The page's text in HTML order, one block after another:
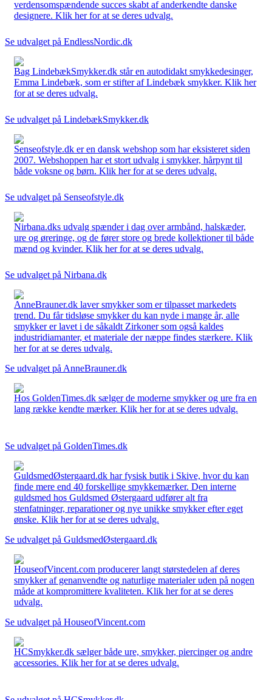
verdensomspændende succes skabt af anderkendte danske
designere. Klik her for at se deres udvalg.
Se udvalget på EndlessNordic.dk
Bag LindebækSmykker.dk står en autodidakt smykkedesinger,
Emma Lindebæk, som er stifter af Lindebæk smykker. Klik her
for at se deres udvalg.
Se udvalget på LindebækSmykker.dk
Senseofstyle.dk er en dansk webshop som har eksisteret siden
2007. Webshoppen har et stort udvalg i smykker, hårpynt til
både voksne og børn. Klik her for at se deres udvalg.
Se udvalget på Senseofstyle.dk
Nirbana.dks udvalg spænder i dag over armbånd, halskæder,
ure og øreringe, og de fører store og brede kollektioner til både
mænd og kvinder. Klik her for at se deres udvalg.
Se udvalget på Nirbana.dk
AnneBrauner.dk laver smykker som er tilpasset markedets
trend. Du får tidsløse smykker du kan nyde i mange år, alle
smykker er lavet i de såkaldt Zirkoner som også kaldes
industridiamanter, et materiale der næppe findes stærkere. Klik
her for at se deres udvalg.
Se udvalget på AnneBrauner.dk
Hos GoldenTimes.dk sælger de moderne smykker og ure fra en
lang række kendte mærker. Klik her for at se deres udvalg.
Se udvalget på GoldenTimes.dk
GuldsmedØstergaard.dk har fysisk butik i Skive, hvor du kan
finde mere end 40 forskellige smykkemærker. Den interne
guldsmed hos Guldsmed Østergaard udfører alt fra
stenfatninger, reparationer og nye unikke smykker efter eget
ønske. Klik her for at se deres udvalg.
Se udvalget på GuldsmedØstergaard.dk
HouseofVincent.com producerer langt størstedelen af deres
smykker af genanvendte og naturlige materialer uden på nogen
måde at kompromittere kvaliteten. Klik her for at se deres
udvalg.
Se udvalget på HouseofVincent.com
HCSmykker.dk sælger både ure, smykker, piercinger og andre
accessories. Klik her for at se deres udvalg.